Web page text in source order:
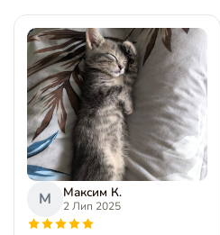
М Максим К.
2 Лип 2025